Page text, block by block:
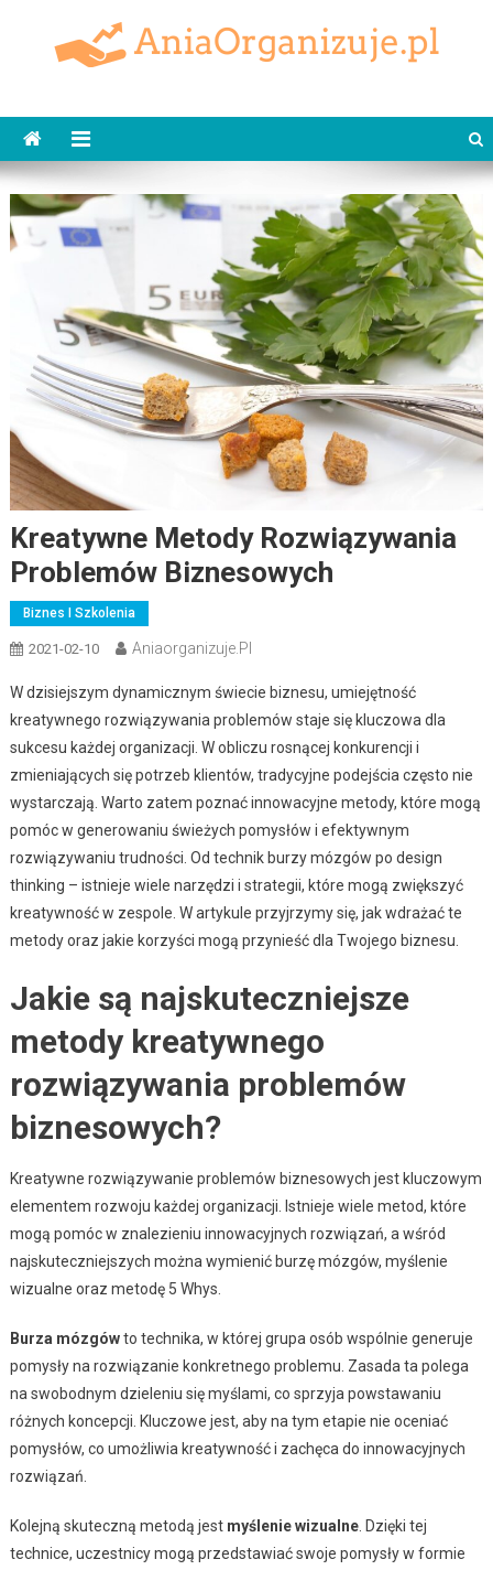
Kreatywne Metody Rozwiązywania
Problemów Biznesowych
Biznes I Szkolenia
2021-02-10 Aniaorganizuje.pl
W dzisiejszym dynamicznym świecie biznesu, umiejętność
kreatywnego rozwiązywania problemów staje się kluczowa dla
sukcesu każdej organizacji. W obliczu rosnącej konkurencji i
zmieniających się potrzeb klientów, tradycyjne podejścia często nie
wystarczają. Warto zatem poznać innowacyjne metody, które mogą
pomóc w generowaniu świeżych pomysłów i efektywnym
rozwiązywaniu trudności. Od technik burzy mózgów po design
thinking – istnieje wiele narzędzi i strategii, które mogą zwiększyć
kreatywność w zespole. W artykule przyjrzymy się, jak wdrażać te
metody oraz jakie korzyści mogą przynieść dla Twojego biznesu.
Jakie są najskuteczniejsze
metody kreatywnego
rozwiązywania problemów
biznesowych?
Kreatywne rozwiązywanie problemów biznesowych jest kluczowym
elementem rozwoju każdej organizacji. Istnieje wiele metod, które
mogą pomóc w znalezieniu innowacyjnych rozwiązań, a wśród
najskuteczniejszych można wymienić burzę mózgów, myślenie
wizualne oraz metodę 5 Whys.
Burza mózgówto technika, w której grupa osób wspólnie generuje
pomysły na rozwiązanie konkretnego problemu. Zasada ta polega
na swobodnym dzieleniu się myślami, co sprzyja powstawaniu
różnych koncepcji. Kluczowe jest, aby na tym etapie nie oceniać
pomysłów, co umożliwia kreatywność i zachęca do innowacyjnych
rozwiązań.
Kolejną skuteczną metodą jest myślenie wizualne. Dzięki tej
technice, uczestnicy mogą przedstawiać swoje pomysły w formie